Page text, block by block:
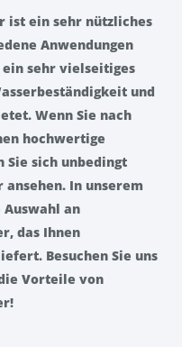
ist ein sehr nützliches
Anwendungen
sehr vielseitiges
und
Wenn Sie nach
hochwertige
sich unbedingt
In unserem
Auswahl an
das Ihnen
Besuchen Sie uns
Vorteile von